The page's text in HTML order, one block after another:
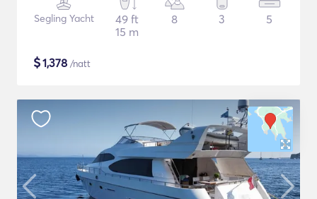
Segling Yacht
49 ft
15 m
8 3 5
$1,378 /natt